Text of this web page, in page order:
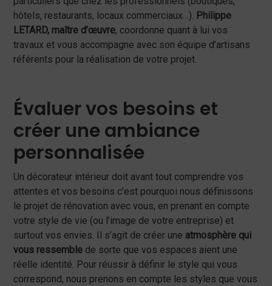
hôtels, restaurants, locaux commerciaux…). Philippe
LETARD, maître d’œuvre, coordonne quant à lui vos
travaux et vous accompagne avec son équipe d’artisans
référents pour la réalisation de votre projet.
Évaluer vos besoins et
créer une ambiance
personnalisée
Un décorateur intérieur doit avant tout comprendre vos
attentes et vos besoins c’est pourquoi nous définissons
le projet de rénovation avec vous, en prenant en compte
votre style de vie (ou l’image de votre entreprise) et
surtout vos envies. Il s’agit de créer une atmosphère qui
vous ressemble de sorte que vos espaces aient une
réelle identité. Pour réussir à définir le style qui vous
correspond, nous prenons en compte les styles que vous